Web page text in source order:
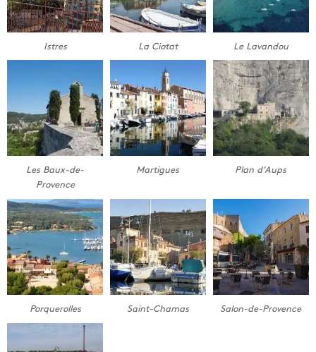
Istres La Ciotat Le Lavandou
Les Baux-de-
Provence
Martigues Plan d’Aups
Porquerolles Saint-Chamas Salon-de-Provence